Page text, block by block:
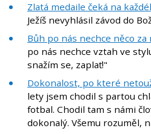
Zlatá medaile čeká na
Ježíš nevyhlásil závod do
Bůh po nás nechce něco za
po nás nechce vztah ve
snažím se, zaplať!"
Dokonalost, po které
lety jsem chodil s partou
fotbal. Chodil tam s námi
dokonalý. Všemu rozuměl,